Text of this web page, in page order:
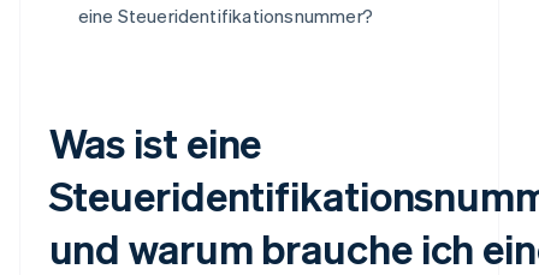
eine Steueridentifikationsnummer?
Was ist eine
und warum brauche ich